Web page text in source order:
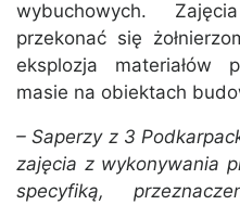
wybuchowych.
przekonać się
eksplozja materiałów
masie na obiektach
– Saperzy z 3
zajęcia z wykonywania
specyfiką,